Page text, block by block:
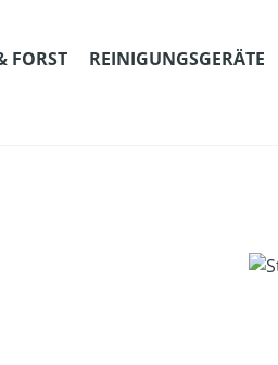
FORST REINIGUNGSGERÄTE